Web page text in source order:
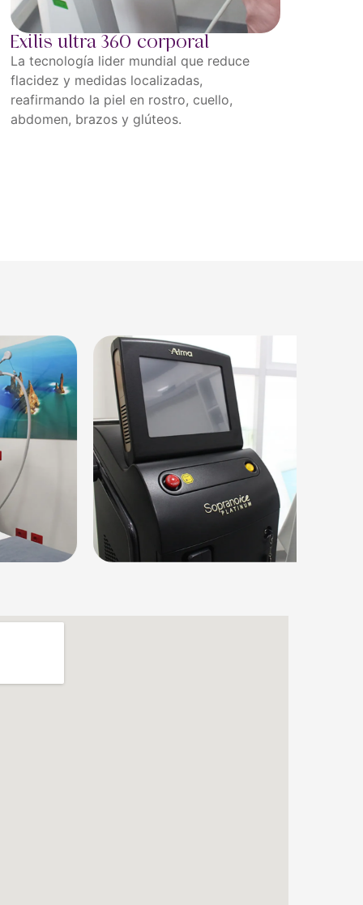
Exilis ultra 360 corporal
La tecnología lider mundial que reduce
flacidez y medidas localizadas,
reafirmando la piel en rostro, cuello,
abdomen, brazos y glúteos.